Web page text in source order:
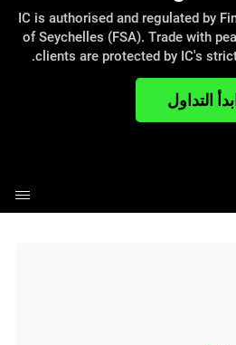
IC is authorised and regulated by
of Seychelles (FSA). Trade with
clients are protected by IC's
ابدأ التداول